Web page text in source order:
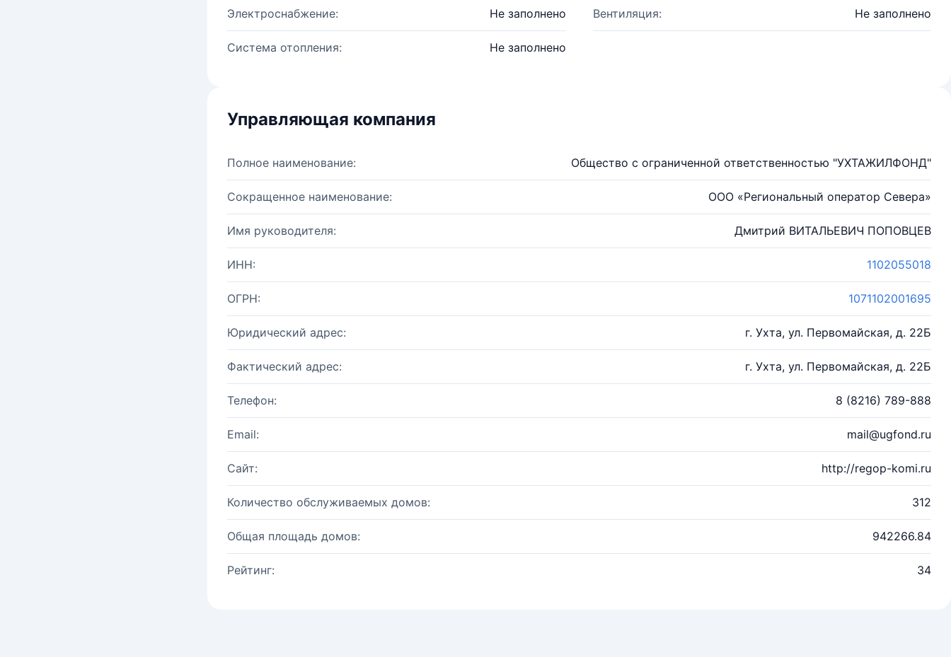
Электроснабжение: Не заполнено Вентиляция: Не заполнено
Система отопления: Не заполнено
Управляющая компания
Полное наименование: Общество с ограниченной ответственностью "УХТАЖИЛФОНД"
Сокращенное наименование: ООО «Региональный оператор Севера»
Имя руководителя: Дмитрий ВИТАЛЬЕВИЧ ПОПОВЦЕВ
ИНН: 1102055018
ОГРН: 1071102001695
Юридический адрес: г. Ухта, ул. Первомайская, д. 22Б
Фактический адрес: г. Ухта, ул. Первомайская, д. 22Б
Телефон: 8 (8216) 789-888
Email: mail@ugfond.ru
Сайт: http://regop-komi.ru
Количество обслуживаемых домов: 312
Общая площадь домов: 942266.84
Рейтинг: 34